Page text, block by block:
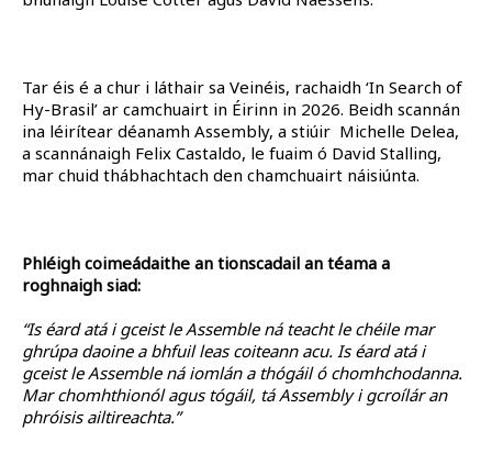
Tar éis é a chur i láthair sa Veinéis, rachaidh ‘In Search of
Hy-Brasil’ ar camchuairt in Éirinn in 2026. Beidh scannán
ina léirítear déanamh Assembly, a stiúir Michelle Delea,
a scannánaigh Felix Castaldo, le fuaim ó David Stalling,
mar chuid thábhachtach den chamchuairt náisiúnta.
Phléigh coimeádaithe an tionscadail an téama a
roghnaigh siad:
“Is éard atá i gceist le Assemble ná teacht le chéile mar
ghrúpa daoine a bhfuil leas coiteann acu. Is éard atá i
gceist le Assemble ná iomlán a thógáil ó chomhchodanna.
Mar chomhthionól agus tógáil, tá Assembly i gcroílár an
phróisis ailtireachta.”